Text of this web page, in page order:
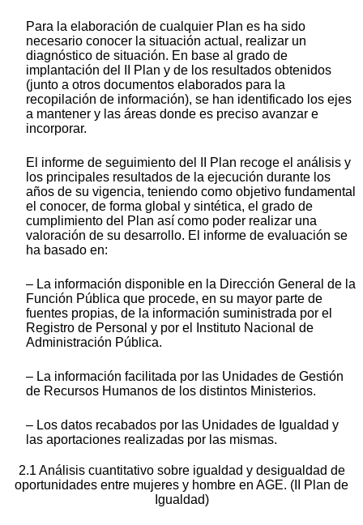
Para la elaboración de cualquier Plan es ha sido
necesario conocer la situación actual, realizar un
diagnóstico de situación. En base al grado de
implantación del II Plan y de los resultados obtenidos
(junto a otros documentos elaborados para la
recopilación de información), se han identificado los ejes
a mantener y las áreas donde es preciso avanzar e
incorporar.
El informe de seguimiento del II Plan recoge el análisis y
los principales resultados de la ejecución durante los
años de su vigencia, teniendo como objetivo fundamental
el conocer, de forma global y sintética, el grado de
cumplimiento del Plan así como poder realizar una
valoración de su desarrollo. El informe de evaluación se
ha basado en:
‒ La información disponible en la Dirección General de la
Función Pública que procede, en su mayor parte de
fuentes propias, de la información suministrada por el
Registro de Personal y por el Instituto Nacional de
Administración Pública.
‒ La información facilitada por las Unidades de Gestión
de Recursos Humanos de los distintos Ministerios.
‒ Los datos recabados por las Unidades de Igualdad y
las aportaciones realizadas por las mismas.
2.1 Análisis cuantitativo sobre igualdad y desigualdad de
oportunidades entre mujeres y hombre en AGE. (II Plan de
Igualdad)